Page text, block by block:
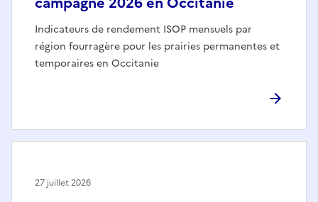
Indicateurs de rendement ISOP mensuels par
région fourragère pour les prairies permanentes et
temporaires en Occitanie
27 juillet 2026